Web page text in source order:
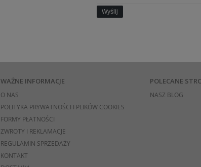
Wyślij
WAŻNE INFORMACJE
O NAS
POLITYKA PRYWATNOŚCI I PLIKÓW COOKIES
FORMY PŁATNOŚCI
ZWROTY I REKLAMACJE
REGULAMIN SPRZEDAŻY
KONTAKT
POLECANE
NASZ BLOG